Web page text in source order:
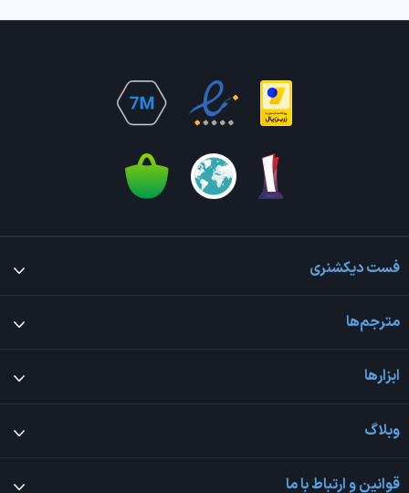
فست دیکشنری
مترجم‌ها
ابزارها
وبلاگ
قوانین و ارتباط با ما